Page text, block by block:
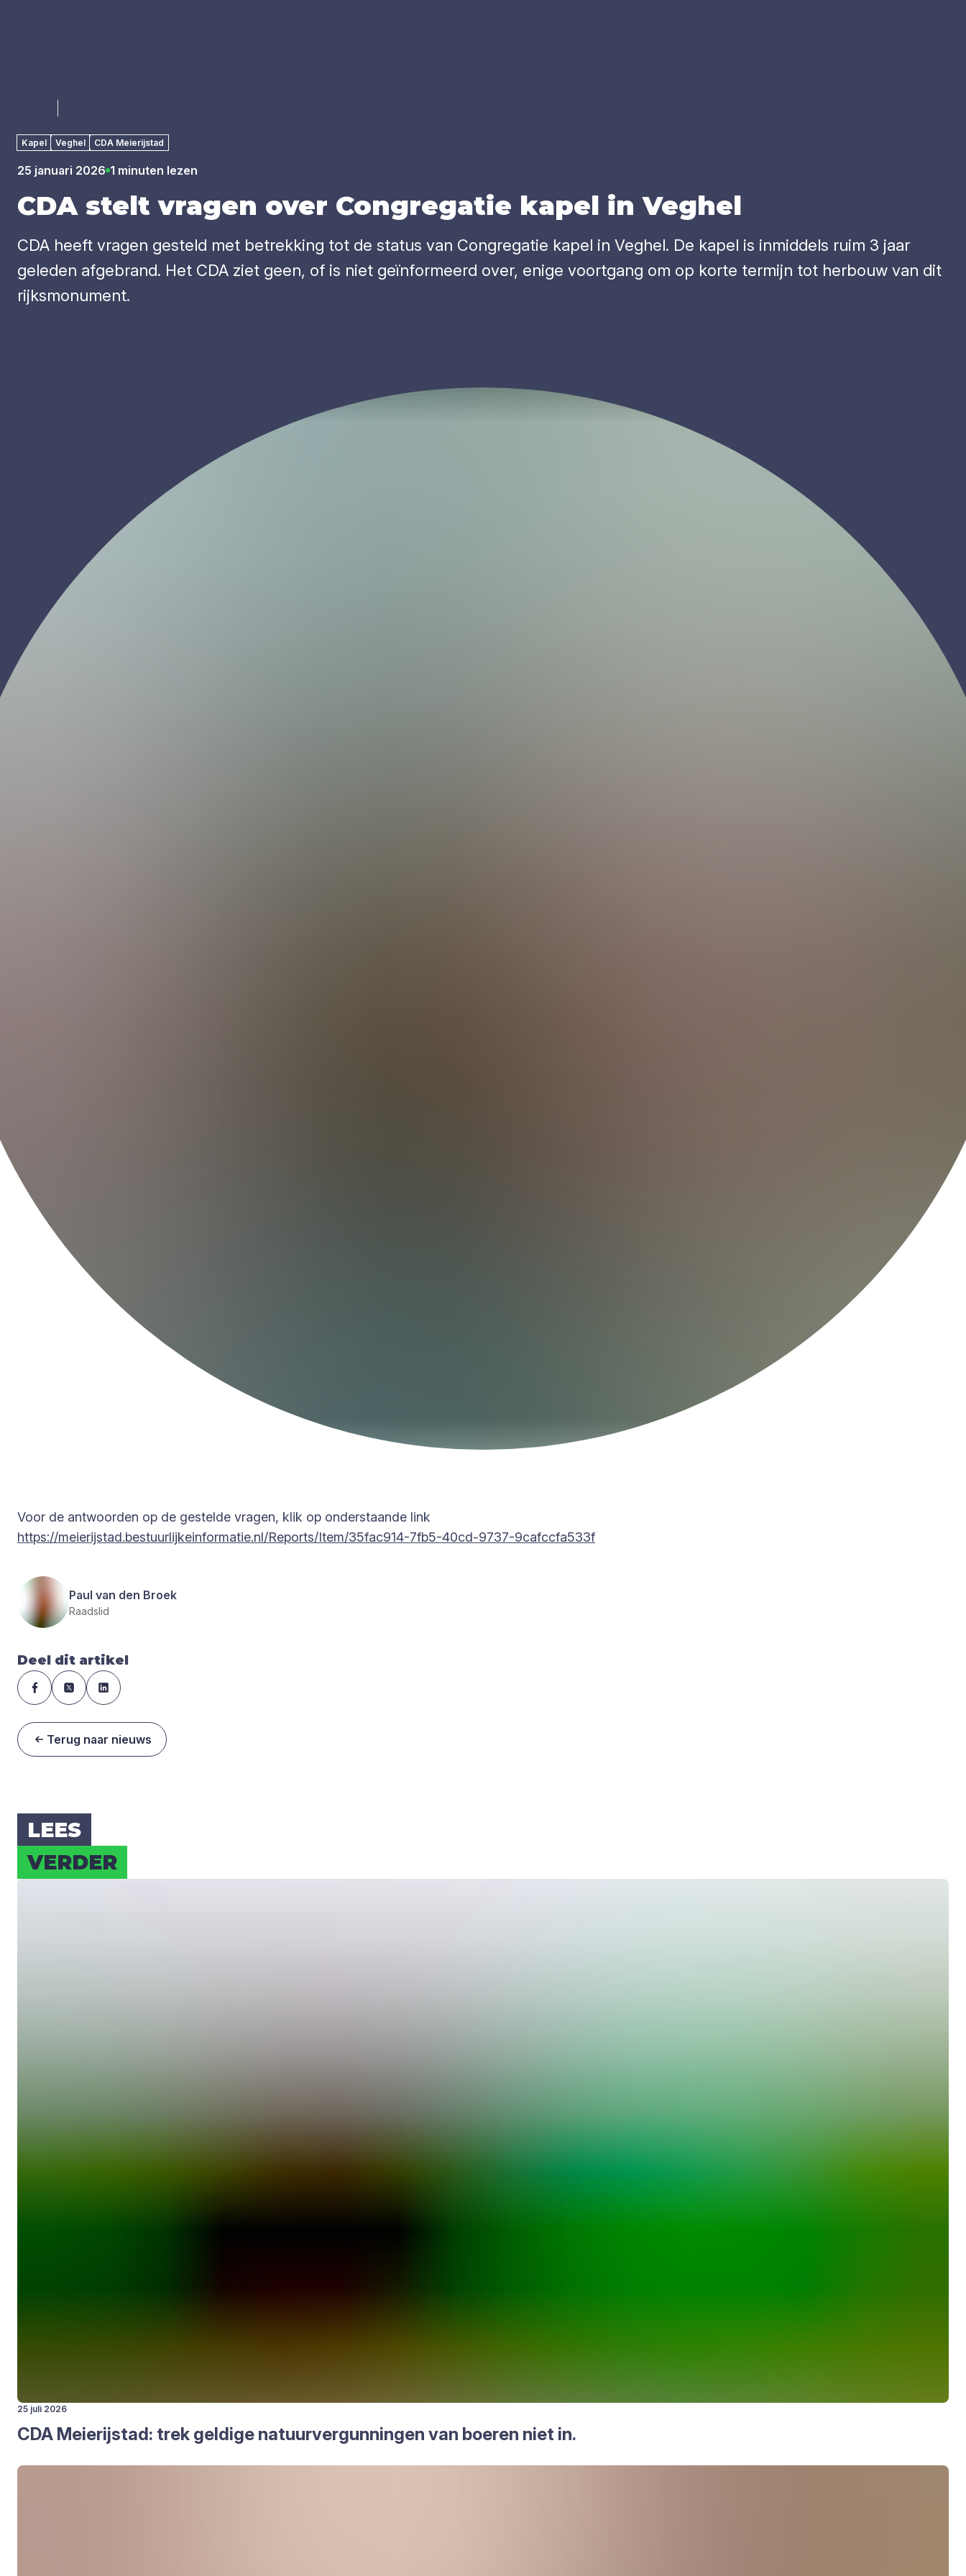
Kapel Veghel CDA Meierijstad
25 januari 2026 1 minuten lezen
CDAstelt vra­gen over Con­gre­ga­tie kapel in Veghel
CDA heeft vragen gesteld met betrekking tot de status van Congregatie kapel in Veghel. De kapel is inmiddels ruim 3 jaar
geleden afgebrand. Het CDA ziet geen, of is niet geïnformeerd over, enige voortgang om op korte termijn tot herbouw van dit
rijksmonument.
Voor de antwoorden op de gestelde vragen, klik op onderstaande link
https://meierijstad.bestuurlijkeinformatie.nl/Reports/Item/35fac914-7fb5-40cd-9737-9cafccfa533f
Paul van den Broek
Raadslid
Deel dit artikel
Terug naar nieuws
LEES
VER­DER
25 juli 2026
CDA Mei­e­rij­stad: trek gel­di­ge natuur­ver­gun­nin­gen van boe­ren niet in.